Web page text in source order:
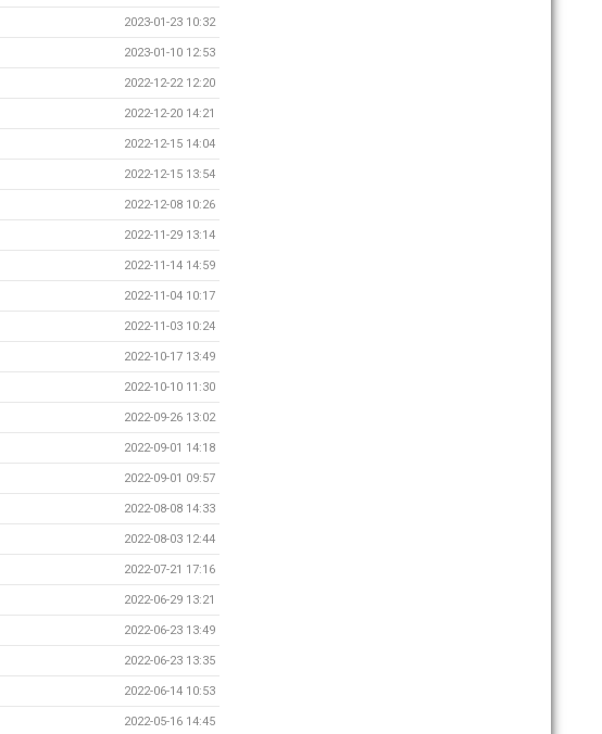
2023-01-23 10:32
2023-01-10 12:53
2022-12-22 12:20
2022-12-20 14:21
2022-12-15 14:04
2022-12-15 13:54
2022-12-08 10:26
2022-11-29 13:14
2022-11-14 14:59
2022-11-04 10:17
2022-11-03 10:24
2022-10-17 13:49
2022-10-10 11:30
2022-09-26 13:02
2022-09-01 14:18
2022-09-01 09:57
2022-08-08 14:33
2022-08-03 12:44
2022-07-21 17:16
2022-06-29 13:21
2022-06-23 13:49
2022-06-23 13:35
2022-06-14 10:53
2022-05-16 14:45